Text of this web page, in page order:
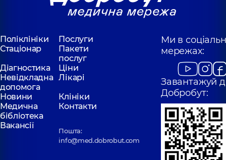
Поліклініки
Послуги
Стаціонар
Пакети
послуг
Діагностика
Ціни
Невідкладна
допомога
Лікарі
Новини
Клініки
Медична
бібліотека
Контакти
Вакансії
Пошта:
info@med.dobrobut.com
Ми в
мережах:
Завантажуй
Добробут: